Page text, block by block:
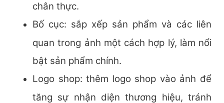
chân thực.
Bố cục: sắp xếp sản phẩm và các liên
quan trong ảnh một cách hợp lý, làm nổi
bật sản phẩm chính.
Logo shop: thêm logo shop vào ảnh để
tăng sự nhận diện thương hiệu, tránh